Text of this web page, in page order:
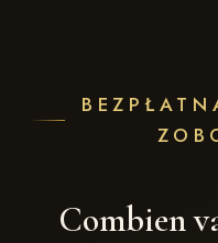
Combien